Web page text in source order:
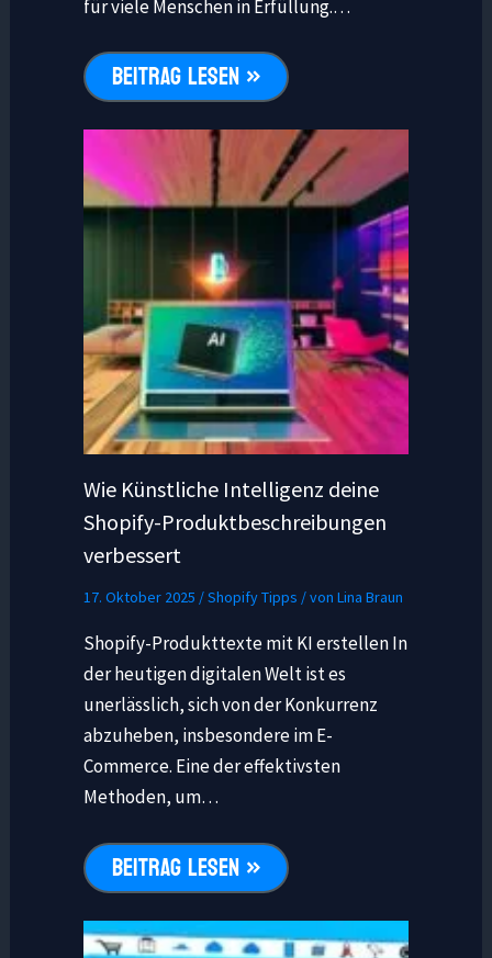
für viele Menschen in Erfüllung.…
BEITRAG LESEN »
Wie Künstliche Intelligenz deine
Shopify-Produktbeschreibungen
verbessert
17. Oktober 2025 /Shopify Tipps / von Lina Braun
Shopify-Produkttexte mit KI erstellen In
der heutigen digitalen Welt ist es
unerlässlich, sich von der Konkurrenz
abzuheben, insbesondere im E-
Commerce. Eine der effektivsten
Methoden, um…
BEITRAG LESEN »